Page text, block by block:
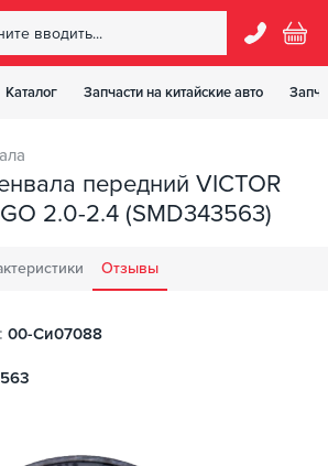
Каталог Запчасти на китайские авто
передний VICTOR
2.0-2.4 (SMD343563)
Отзывы
00-Си07088